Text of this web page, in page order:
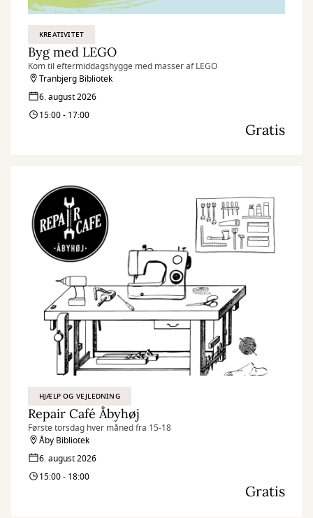
KREATIVITET
Byg med LEGO
Kom til eftermiddagshygge med masser af LEGO
Tranbjerg Bibliotek
6. august 2026
15:00 - 17:00
Gratis
HJÆLP OG VEJLEDNING
Repair Café Åbyhøj
Første torsdag hver måned fra 15-18
Åby Bibliotek
6. august 2026
15:00 - 18:00
Gratis